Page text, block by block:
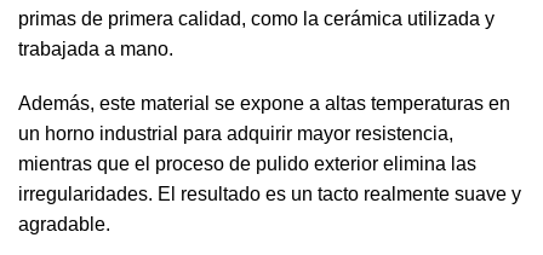
primas de primera calidad, como la cerámica utilizada y
trabajada a mano.
Además, este material se expone a altas temperaturas en
un horno industrial para adquirir mayor resistencia,
mientras que el proceso de pulido exterior elimina las
irregularidades. El resultado es un tacto realmente suave y
agradable.